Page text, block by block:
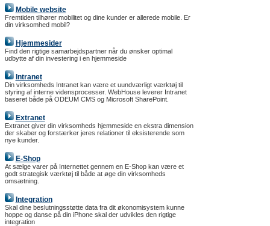
Mobile website
Fremtiden tilhører mobilitet og dine kunder er allerede mobile. Er
din virksomhed mobil?
Hjemmesider
Find den rigtige samarbejdspartner når du ønsker optimal
udbytte af din investering i en hjemmeside
Intranet
Din virksomheds Intranet kan være et uundværligt værktøj til
styring af interne vidensprocesser. WebHouse leverer Intranet
baseret både på ODEUM CMS og Microsoft SharePoint.
Extranet
Extranet giver din virksomheds hjemmeside en ekstra dimension
der skaber og forstærker jeres relationer til eksisterende som
nye kunder.
E-Shop
At sælge varer på Internettet gennem en E-Shop kan være et
godt strategisk værktøj til både at øge din virksomheds
omsætning.
Integration
Skal dine beslutningsstøtte data fra dit økonomisystem kunne
hoppe og danse på din iPhone skal der udvikles den rigtige
integration